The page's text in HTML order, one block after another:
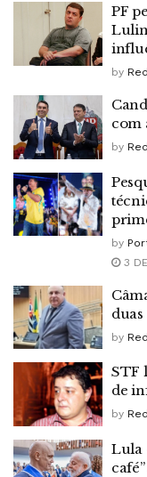
PF
by
com
by
by
3
duas
by
STF
de
by
Lula